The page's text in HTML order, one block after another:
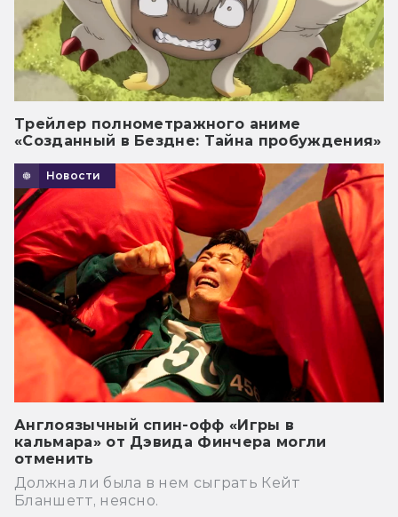
Трейлер полнометражного аниме
«Созданный в Бездне: Тайна пробуждения»
Новости
Англоязычный спин-офф «Игры в
кальмара» от Дэвида Финчера могли
отменить
Должна ли была в нем сыграть Кейт
Бланшетт, неясно.